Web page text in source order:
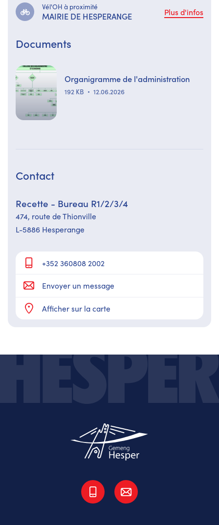
Vél'OH à proximité
MAIRIE DE HESPERANGE Plus d'infos
Documents
Organigramme de l'administration
192 KB 12.06.2026
Contact
Recette - Bureau R1/2/3/4
474,​ route de Thionville
L-5886 Hesperange
+352 360808 2002
Envoyer un message
Afficher sur la carte